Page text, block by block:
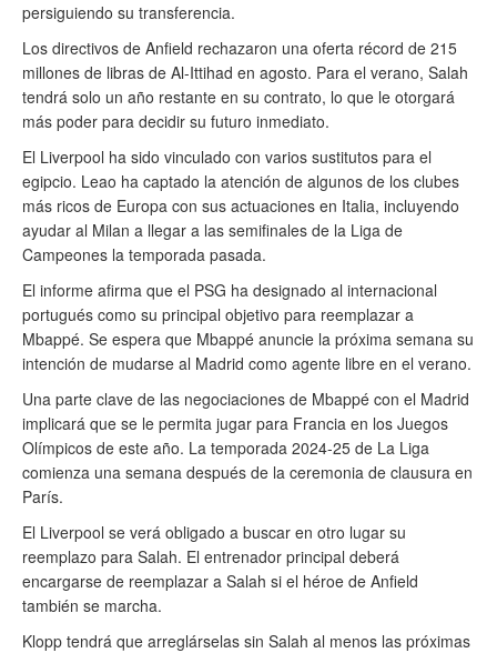
persiguiendo su transferencia.
Los directivos de Anfield rechazaron una oferta récord de 215
millones de libras de Al-Ittihad en agosto. Para el verano, Salah
tendrá solo un año restante en su contrato, lo que le otorgará
más poder para decidir su futuro inmediato.
El Liverpool ha sido vinculado con varios sustitutos para el
egipcio. Leao ha captado la atención de algunos de los clubes
más ricos de Europa con sus actuaciones en Italia, incluyendo
ayudar al Milan a llegar a las semifinales de la Liga de
Campeones la temporada pasada.
El informe afirma que el PSG ha designado al internacional
portugués como su principal objetivo para reemplazar a
Mbappé. Se espera que Mbappé anuncie la próxima semana su
intención de mudarse al Madrid como agente libre en el verano.
Una parte clave de las negociaciones de Mbappé con el Madrid
implicará que se le permita jugar para Francia en los Juegos
Olímpicos de este año. La temporada 2024-25 de La Liga
comienza una semana después de la ceremonia de clausura en
París.
El Liverpool se verá obligado a buscar en otro lugar su
reemplazo para Salah. El entrenador principal deberá
encargarse de reemplazar a Salah si el héroe de Anfield
también se marcha.
Klopp tendrá que arreglárselas sin Salah al menos las próximas